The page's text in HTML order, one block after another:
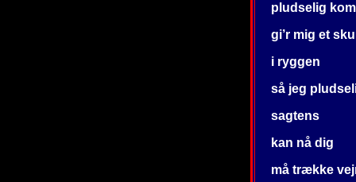
pludselig
gi’r mig et
i ryggen
så jeg
sagtens
kan nå dig
må trække